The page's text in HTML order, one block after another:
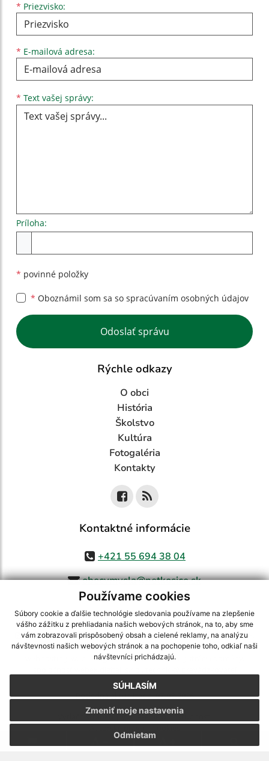
Používame cookies
Súbory cookie a ďalšie technológie sledovania používame na zlepšenie
vášho zážitku z prehliadania našich webových stránok, na to, aby sme
vám zobrazovali prispôsobený obsah a cielené reklamy, na analýzu
návštevnosti našich webových stránok a na pochopenie toho, odkiaľ naši
návštevníci prichádzajú.
SÚHLASÍM
Odmietam
Zmeniť moje nastavenia
* Priezvisko:
* E-mailová adresa:
* Text vašej správy:
Príloha:
* povinné položky
* Oboznámil som sa so spracúvaním osobných údajov
Google reCaptcha Response
Odoslať správu
Rýchle odkazy
O obci
História
Školstvo
Kultúra
Fotogaléria
Kontakty
Kontaktné informácie
+421 55 694 38 04
obecvmysla@netkosice.sk
využite možnosť získavania aktuálnych informácií s využitím RSS
CMS systém (redakčný) systém ECHELON 2,Mapa stránok,web portál
webex.digital, s.r.o.,domény,registrácia domény
Posledná aktualizácia:07.08.2026
Vytlačiť stránku|Vyhlásenie o prístupnosti